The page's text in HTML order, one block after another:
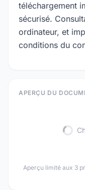
téléchargement
sécurisé.
ordinateur, et
conditions du
APERÇU DU
Aperçu limité aux 3